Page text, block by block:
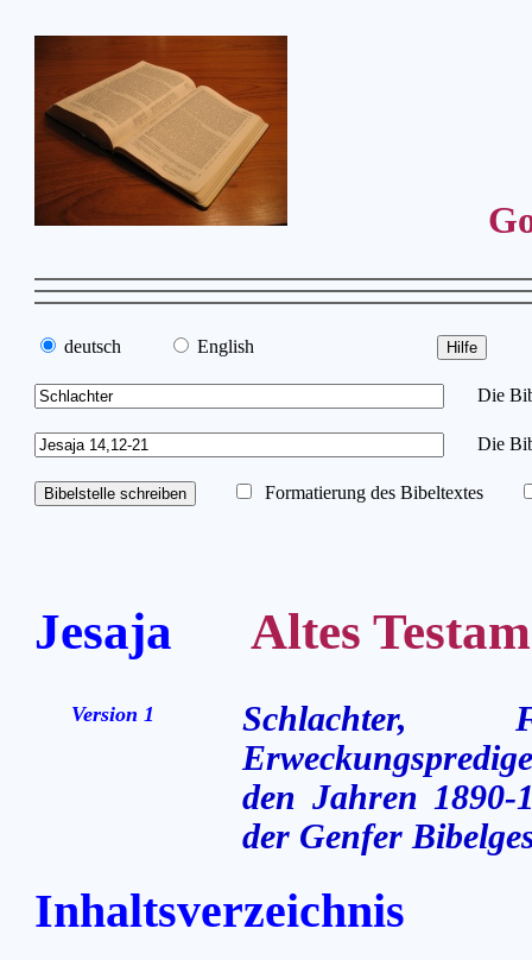
deutsch English
Die
Die
Formatierung des Bibeltextes
Jesaja Altes
Version 1
Schlachter,
den Jahren 1890-
der Genfer
Inhaltsverzeichnis